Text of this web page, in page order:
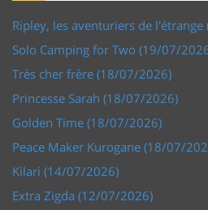
Ripley, les aventuriers de
Solo Camping for Two (19/07/
Très cher frère (18/07/2026)
Princesse Sarah (18/07/2026)
Golden Time (18/07/2026)
Peace Maker Kurogane (18/07/
Kilari (14/07/2026)
Extra Zigda (12/07/2026)